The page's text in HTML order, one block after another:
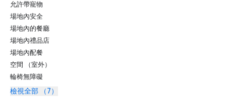
允許帶寵物
場地內安全
場地內的餐廳
場地內禮品店
場地內配餐
空間 （室外）
輪椅無障礙
檢視全部 （7）